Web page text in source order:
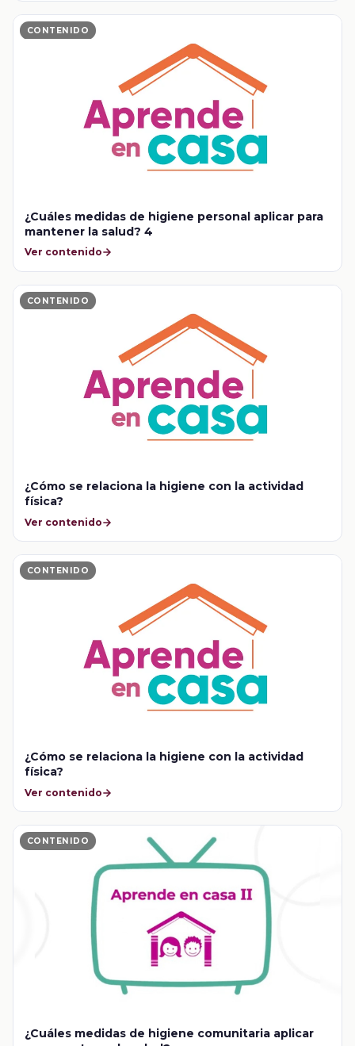
CONTENIDO
¿Cuáles medidas de higiene personal aplicar para
mantener la salud? 4
Ver contenido
CONTENIDO
¿Cómo se relaciona la higiene con la actividad
física?
Ver contenido
CONTENIDO
¿Cómo se relaciona la higiene con la actividad
física?
Ver contenido
CONTENIDO
¿Cuáles medidas de higiene comunitaria aplicar